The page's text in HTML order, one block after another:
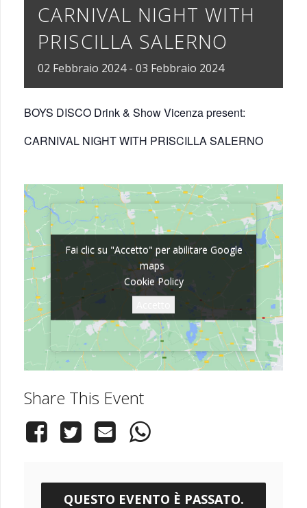
CARNIVAL NIGHT WITH
PRISCILLA SALERNO
02 Febbraio 2024 - 03 Febbraio 2024
BOYS DISCO Drink & Show Vicenza present:
CARNIVAL NIGHT WITH PRISCILLA SALERNO
Fai clic su "Accetto" per abilitare Google
maps
Cookie Policy
Fai clic su "Accetto" per abilitare Google
maps
Cookie Policy
Share This Event
QUESTO EVENTO È PASSATO.